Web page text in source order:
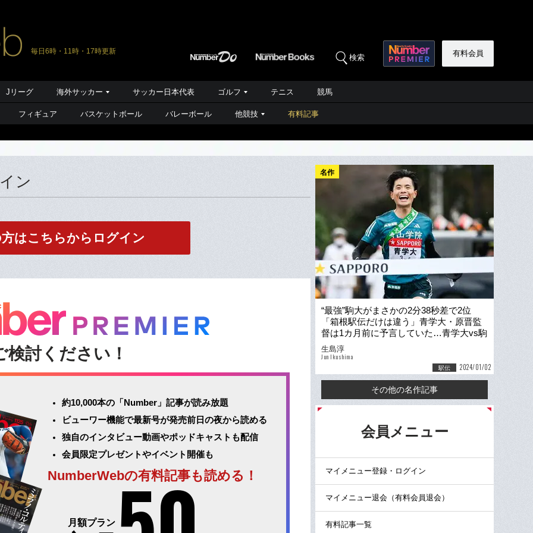
毎日6時・11時・17時更新
検索 有料会員
Jリーグ 海外サッカー サッカー日本代表 ゴルフ テニス 競馬
フィギュア バスケットボール バレーボール 他競技 有料記事
ン
はこちらからログイン
検討ください！
約10,000本の「Number」記事が読み放題
ビューワー機能で最新号が発売前日の夜から読める
独自のインタビュー動画やポッドキャストも配信
会員限定プレゼントやイベント開催も
NumberWebの有料記事も読める！
月額プラン
名作
“最強”駒大がまさかの2分38秒差で2位
「箱根駅伝だけは違う」青学大・原晋監
督は1カ月前に予言していた…青学大vs駒
大の「決定的な差」
生島淳
Jun Ikushima
駅伝 2024/01/02
その他の名作記事
会員メニュー
マイメニュー登録・ログイン
マイメニュー退会（有料会員退会）
有料記事一覧